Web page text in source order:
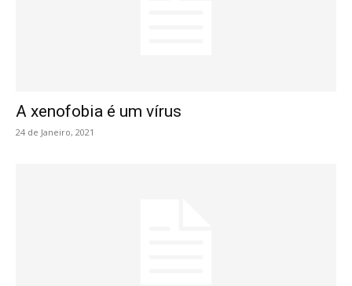
A xenofobia é um vírus
24 de Janeiro, 2021